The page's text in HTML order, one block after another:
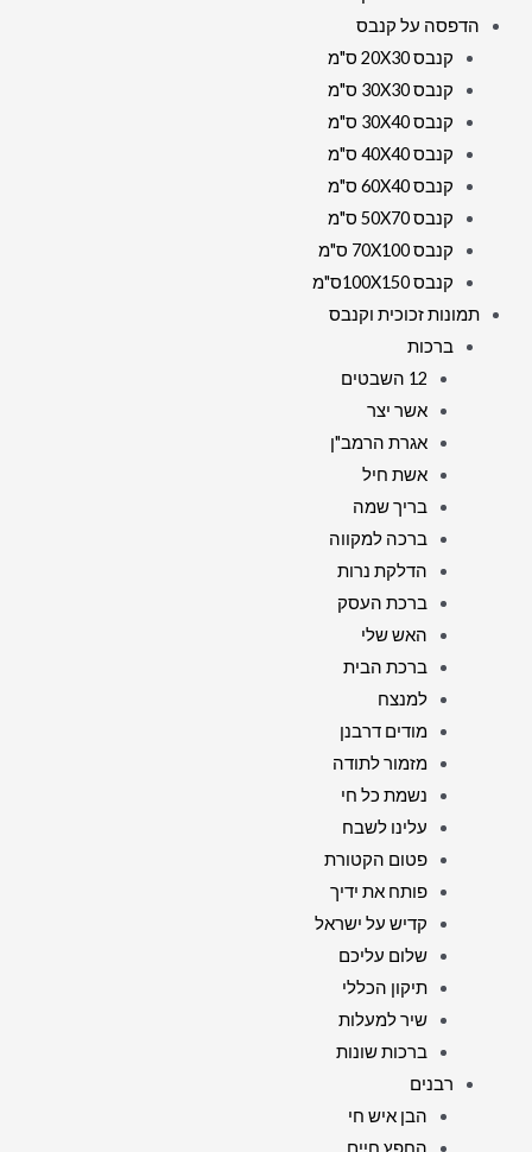
הדפסה על קנבס
קנבס 20X30 ס"מ
קנבס 30X30 ס"מ
קנבס 30X40 ס"מ
קנבס 40X40 ס"מ
קנבס 60X40 ס"מ
קנבס 50X70 ס"מ
קנבס 70X100 ס"מ
קנבס 100X150ס"מ
תמונות זכוכית וקנבס
ברכות
12 השבטים
אשר יצר
אגרת הרמב"ן
אשת חיל
בריך שמה
ברכה למקווה
הדלקת נרות
ברכת העסק
האש שלי
ברכת הבית
למנצח
מודים דרבנן
מזמור לתודה
נשמת כל חי
עלינו לשבח
פטום הקטורת
פותח את ידיך
קדיש על ישראל
שלום עליכם
תיקון הכללי
שיר למעלות
ברכות שונות
רבנים
הבן איש חי